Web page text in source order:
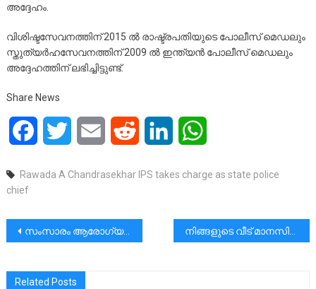
അദ്ദേഹം.
വിശിഷ്ടസേവനത്തിന് 2015 ൽ രാഷ്ട്രപതിയുടെ പോലീസ് മെഡലും
സ്തുത്യർഹസേവനത്തിന് 2009 ൽ ഇന്ത്യൻ പോലീസ് മെഡലും
അദ്ദേഹത്തിന് ലഭിച്ചിട്ടുണ്ട്.
Share News
FacebookTwitter Email Reddit LinkedIn
Rawada A Chandrasekhar IPS takes charge as state police
chief
പോസ്റ്റുകളിലൂടെ
സംസാരം ആരോഗ്യത്തിന് ഹാനികരമാകുന്നത് എങ്ങിനെ | Rev Dr Vincent Variath നിങ്ങളുടെ വീട് മാനസിക ആരോഗ്യത്തെ സ്വാധീനിക്കുന്നത് എങ്ങനെ?
Related Posts